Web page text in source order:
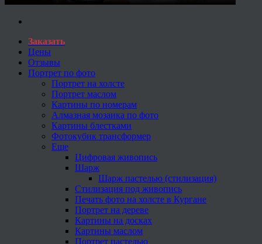
Заказать
Цены
Отзывы
Портрет по фото
Портрет на холсте
Портрет маслом
Картины по номерам
Алмазная мозаика по фото
Картины блестками
Фотокубик трансформер
Еще
Цифровая живопись
Шарж
Шарж пастелью (стилизация)
Стилизация под живопись
Печать фото на холсте в Кургане
Портрет на дереве
Картины на досках
Картины маслом
Портрет пастелью